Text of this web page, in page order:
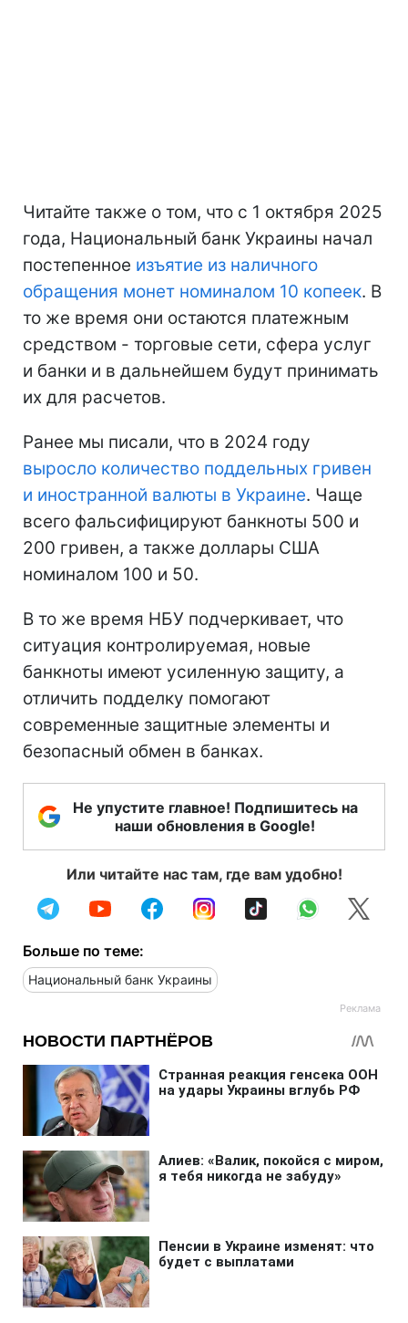
Читайте также о том, что с 1 октября 2025
года, Национальный банк Украины начал
постепенное изъятие из наличного
обращения монет номиналом 10 копеек. В
то же время они остаются платежным
средством - торговые сети, сфера услуг
и банки и в дальнейшем будут принимать
их для расчетов.
Ранее мы писали, что в 2024 году
выросло количество поддельных гривен
и иностранной валюты в Украине. Чаще
всего фальсифицируют банкноты 500 и
200 гривен, а также доллары США
номиналом 100 и 50.
В то же время НБУ подчеркивает, что
ситуация контролируемая, новые
банкноты имеют усиленную защиту, а
отличить подделку помогают
современные защитные элементы и
безопасный обмен в банках.
Не упустите главное! Подпишитесь на
наши обновления в Google!
Или читайте нас там, где вам удобно!
Больше по теме:
Национальный банк Украины